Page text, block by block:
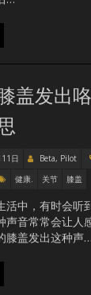
盖发出
日 Beta, Pilot
健康. 关节 膝盖
活中，有时会听
声音常常会让人
膝盖发出这种声…